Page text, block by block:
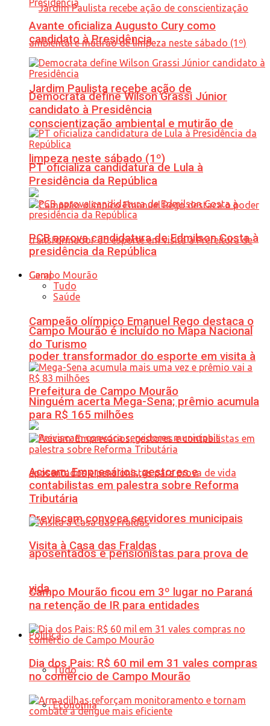
Jardim Paulista recebe ação de
conscientização ambiental e mutirão de
limpeza neste sábado (1º)
Campeão olímpico Emanuel Rego destaca o
poder transformador do esporte em visita à
Prefeitura de Campo Mourão
Previscam convoca servidores municipais
aposentados e pensionistas para prova de
vida
Política
Tudo
Economia
Avante oficializa Augusto Cury como
candidato à Presidência
Democrata define Wilson Grassi Júnior
candidato à Presidência
PT oficializa candidatura de Lula à
Presidência da República
PCB aprova candidatura de Edmilson Costa à
presidência da República
Geral
Tudo
Saúde
Campo Mourão é incluído no Mapa Nacional
do Turismo
Ninguém acerta Mega-Sena; prêmio acumula
para R$ 165 milhões
Acicam: Empresários, gestores e
contabilistas em palestra sobre Reforma
Tributária
Visita à Casa das Fraldas
Campo Mourão ficou em 3º lugar no Paraná
na retenção de IR para entidades
Dia dos Pais: R$ 60 mil em 31 vales compras
no comércio de Campo Mourão